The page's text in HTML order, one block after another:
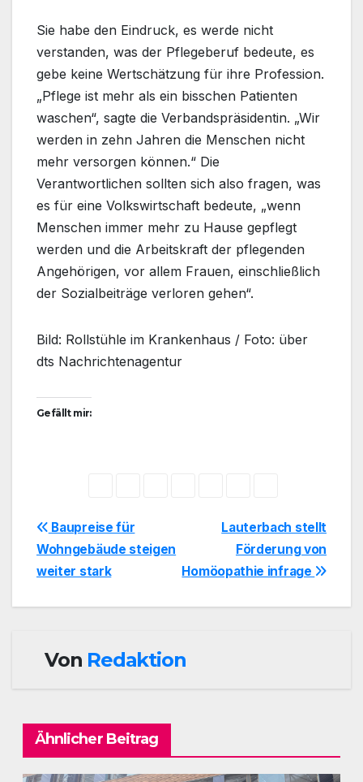
Sie habe den Eindruck, es werde nicht
verstanden, was der Pflegeberuf bedeute, es
gebe keine Wertschätzung für ihre Profession.
„Pflege ist mehr als ein bisschen Patienten
waschen“, sagte die Verbandspräsidentin. „Wir
werden in zehn Jahren die Menschen nicht
mehr versorgen können.“ Die
Verantwortlichen sollten sich also fragen, was
es für eine Volkswirtschaft bedeute, „wenn
Menschen immer mehr zu Hause gepflegt
werden und die Arbeitskraft der pflegenden
Angehörigen, vor allem Frauen, einschließlich
der Sozialbeiträge verloren gehen“.
Bild: Rollstühle im Krankenhaus / Foto: über
dts Nachrichtenagentur
Gefällt mir:
BeitragsnavigationLauterbach stellt
Förderung von
Homöopathie infrage
Baupreise für
Wohngebäude steigen
weiter stark
Von Redaktion
Ähnlicher Beitrag